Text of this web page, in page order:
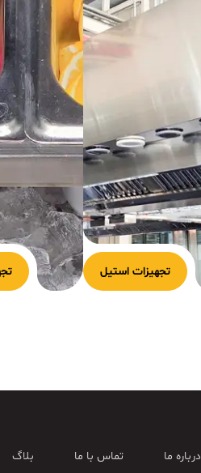
تجهیزات استیل
درباره ما تماس با ما بلاگ